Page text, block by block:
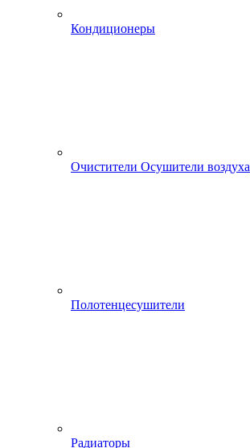
Кондиционеры
Очистители Осушители воздуха
Полотенцесушители
Радиаторы